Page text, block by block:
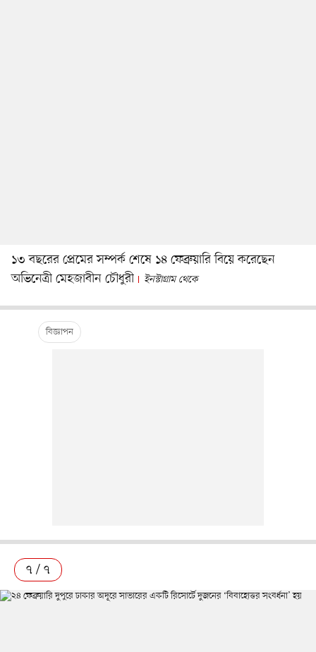
১৩ বছরের প্রেমের সম্পর্ক শেষে ১৪ ফেব্রুয়ারি বিয়ে করেছেন
অভিনেত্রী মেহজাবীন চৌধুরী
ইনস্টাগ্রাম থেকে
৭ / ৭